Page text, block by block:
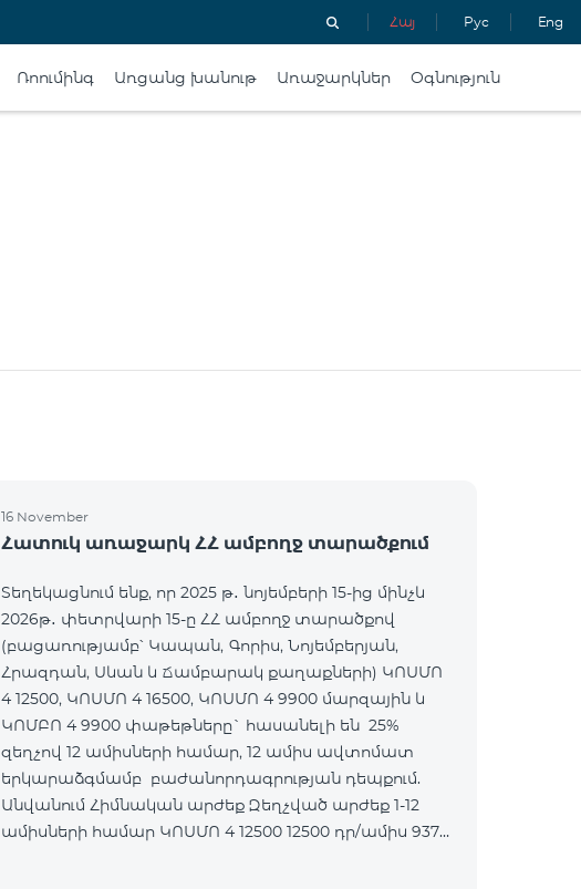
Հայ Рус Eng
Ռոումինգ Առցանց խանութ Առաջարկներ Օգնություն
16 November
Հատուկ առաջարկ ՀՀ ամբողջ տարածքում
Տեղեկացնում ենք, որ 2025 թ․ նոյեմբերի 15-ից մինչև
2026թ․ փետրվարի 15-ը ՀՀ ամբողջ տարածքով
(բացառությամբ՝ Կապան, Գորիս, Նոյեմբերյան,
Հրազդան, Սևան և Ճամբարակ քաղաքների) ԿՈՍՄՈ
4 12500, ԿՈՍՄՈ 4 16500, ԿՈՍՄՈ 4 9900 մարզային և
ԿՈՄԲՈ 4 9900 փաթեթները` հասանելի են 25%
զեղչով 12 ամիսների համար, 12 ամիս ավտոմատ
երկարաձգմամբ բաժանորդագրության դեպքում.
Անվանում Հիմնական արժեք Զեղչված արժեք 1-12
ամիսների համար ԿՈՍՄՈ 4 12500 12500 դր/ամիս 9375